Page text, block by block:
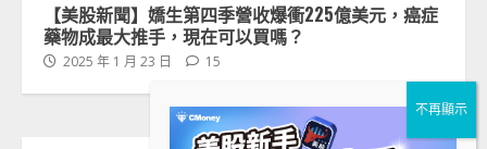
【美股新聞】嬌生第四季營收爆衝225億美元，癌症
藥物成最大推手，現在可以買嗎？
2025 年 1 月 23 日 15